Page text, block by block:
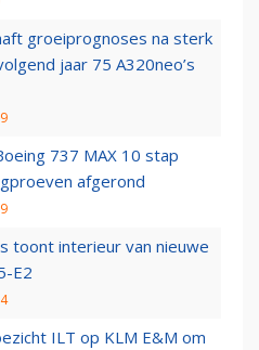
groeiprognoses na sterk
jaar 75 A320neo’s
737 MAX 10 stap
afgerond
toont interieur van nieuwe
E2
ILT op KLM E&M om